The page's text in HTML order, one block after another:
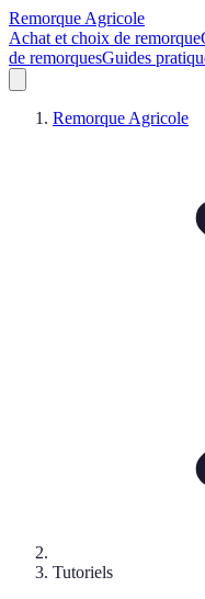
Remorque Agricole
Achat et choix de remorque
de remorquesGuides
Remorque Agricole
Tutoriels